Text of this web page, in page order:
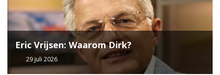
Eric Vrijsen: Waarom Dirk?
29 juli 2026